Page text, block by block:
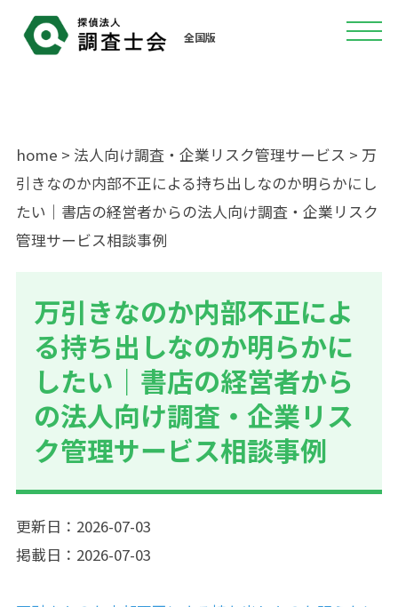
全国版
home > 法人向け調査・企業リスク管理サービス > 万
引きなのか内部不正による持ち出しなのか明らかにし
たい｜書店の経営者からの法人向け調査・企業リスク
管理サービス相談事例
万引きなのか内部不正によ
る持ち出しなのか明らかに
したい｜書店の経営者から
の法人向け調査・企業リス
ク管理サービス相談事例
更新日：2026-07-03
掲載日：2026-07-03